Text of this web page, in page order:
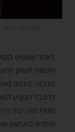
לאחר שעשינו
ולנסות לנסוע
מגבוה. הזמנו
לרכבל המגיע
סגור! מה רבה
ונותרנו באמצע